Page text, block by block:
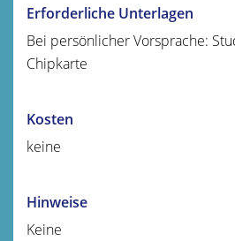
Erforderliche Unterlagen
Bei persönlicher Vorsprache:
Chipkarte
Kosten
keine
Hinweise
Keine